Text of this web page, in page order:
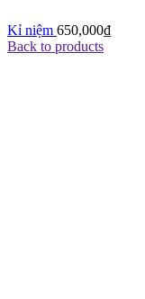
Kỉ niệm 650,000₫
Back to products